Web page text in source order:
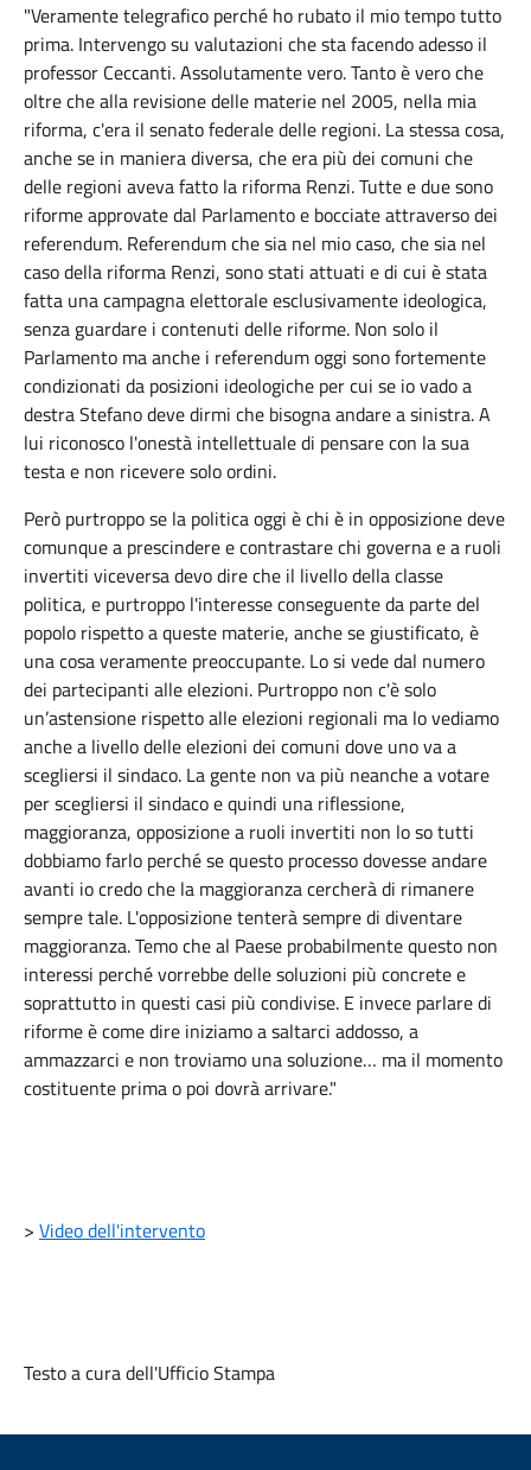
"Veramente telegrafico perché ho rubato il mio tempo tutto
prima. Intervengo su valutazioni che sta facendo adesso il
professor Ceccanti. Assolutamente vero. Tanto è vero che
oltre che alla revisione delle materie nel 2005, nella mia
riforma, c'era il senato federale delle regioni. La stessa cosa,
anche se in maniera diversa, che era più dei comuni che
delle regioni aveva fatto la riforma Renzi. Tutte e due sono
riforme approvate dal Parlamento e bocciate attraverso dei
referendum. Referendum che sia nel mio caso, che sia nel
caso della riforma Renzi, sono stati attuati e di cui è stata
fatta una campagna elettorale esclusivamente ideologica,
senza guardare i contenuti delle riforme. Non solo il
Parlamento ma anche i referendum oggi sono fortemente
condizionati da posizioni ideologiche per cui se io vado a
destra Stefano deve dirmi che bisogna andare a sinistra. A
lui riconosco l'onestà intellettuale di pensare con la sua
testa e non ricevere solo ordini.
Però purtroppo se la politica oggi è chi è in opposizione deve
comunque a prescindere e contrastare chi governa e a ruoli
invertiti viceversa devo dire che il livello della classe
politica, e purtroppo l'interesse conseguente da parte del
popolo rispetto a queste materie, anche se giustificato, è
una cosa veramente preoccupante. Lo si vede dal numero
dei partecipanti alle elezioni. Purtroppo non c'è solo
un’astensione rispetto alle elezioni regionali ma lo vediamo
anche a livello delle elezioni dei comuni dove uno va a
scegliersi il sindaco. La gente non va più neanche a votare
per scegliersi il sindaco e quindi una riflessione,
maggioranza, opposizione a ruoli invertiti non lo so tutti
dobbiamo farlo perché se questo processo dovesse andare
avanti io credo che la maggioranza cercherà di rimanere
sempre tale. L'opposizione tenterà sempre di diventare
maggioranza. Temo che al Paese probabilmente questo non
interessi perché vorrebbe delle soluzioni più concrete e
soprattutto in questi casi più condivise. E invece parlare di
riforme è come dire iniziamo a saltarci addosso, a
ammazzarci e non troviamo una soluzione… ma il momento
costituente prima o poi dovrà arrivare."
> Video dell'intervento
Testo a cura dell'Ufficio Stampa